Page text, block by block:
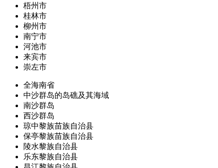
梧州市
桂林市
柳州市
南宁市
河池市
来宾市
崇左市
全海南省
中沙群岛的岛礁及其海域
南沙群岛
西沙群岛
琼中黎族苗族自治县
保亭黎族苗族自治县
陵水黎族自治县
乐东黎族自治县